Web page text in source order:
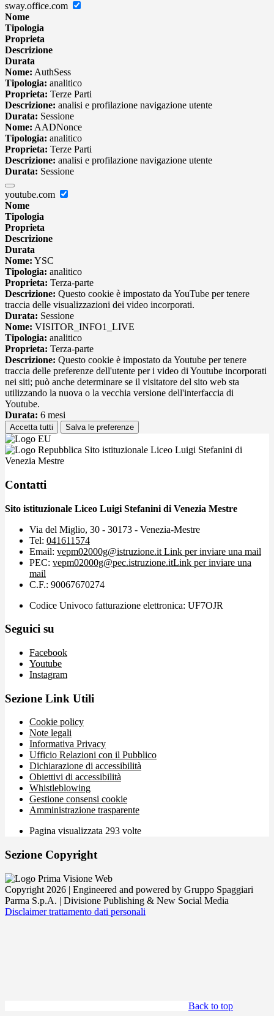
sway.office.com
Nome
Tipologia
Proprieta
Descrizione
Durata
Nome: AuthSess
Tipologia: analitico
Proprieta: Terze Parti
Descrizione: analisi e profilazione navigazione utente
Durata: Sessione
Nome: AADNonce
Tipologia: analitico
Proprieta: Terze Parti
Descrizione: analisi e profilazione navigazione utente
Durata: Sessione
youtube.com
Nome
Tipologia
Proprieta
Descrizione
Durata
Nome: YSC
Tipologia: analitico
Proprieta: Terza-parte
Descrizione: Questo cookie è impostato da YouTube per tenere
traccia delle visualizzazioni dei video incorporati.
Durata: Sessione
Nome: VISITOR_INFO1_LIVE
Tipologia: analitico
Proprieta: Terza-parte
Descrizione: Questo cookie è impostato da Youtube per tenere
traccia delle preferenze dell'utente per i video di Youtube incorporati
nei siti; può anche determinare se il visitatore del sito web sta
utilizzando la nuova o la vecchia versione dell'interfaccia di
Youtube.
Durata: 6 mesi
Accetta tutti Salva le preferenze
Sito istituzionale Liceo Luigi Stefanini di
Venezia Mestre
Contatti
Sito istituzionale Liceo Luigi Stefanini di Venezia Mestre
Via del Miglio, 30 - 30173 - Venezia-Mestre
Tel: 041611574
Email: vepm02000g@istruzione.it Link per inviare una mail
PEC: vepm02000g@pec.istruzione.itLink per inviare una
mail
C.F.: 90067670274
Codice Univoco fatturazione elettronica: UF7OJR
Seguici su
Facebook
Youtube
Instagram
Sezione Link Utili
Cookie policy
Note legali
Informativa Privacy
Ufficio Relazioni con il Pubblico
Dichiarazione di accessibilità
Obiettivi di accessibilità
Whistleblowing
Gestione consensi cookie
Amministrazione trasparente
Pagina visualizzata 293 volte
Sezione Copyright
Copyright 2026 | Engineered and powered by Gruppo Spaggiari
Parma S.p.A. | Divisione Publishing & New Social Media
Disclaimer trattamento dati personali
Back to top